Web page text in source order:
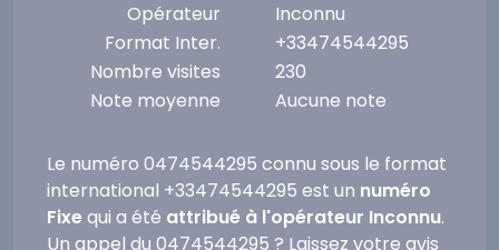
Opérateur
Inconnu
Format Inter.
+33474544295
Nombre visites
230
Note moyenne
Aucune note
Le numéro 0474544295 connu sous le format
international +33474544295 est un numéro
Fixequi a été attribué à l'opérateur Inconnu.
Un appel du 0474544295 ? Laissez votre avis